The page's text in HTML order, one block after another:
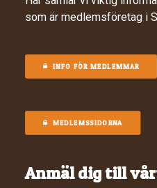
som är medlemsföretag i
INFO FÖR MEDLEMMAR
MEDLEMSSIDORNA
Anmäl dig till